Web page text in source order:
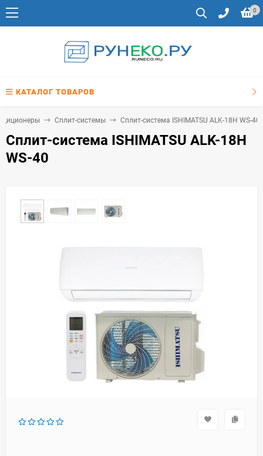
0
КАТАЛОГ ТОВАРОВ
Сплит-системы Сплит-система ISHIMATSU ALK-18H WS-40
Сплит-система ISHIMATSU ALK-18H
WS-40